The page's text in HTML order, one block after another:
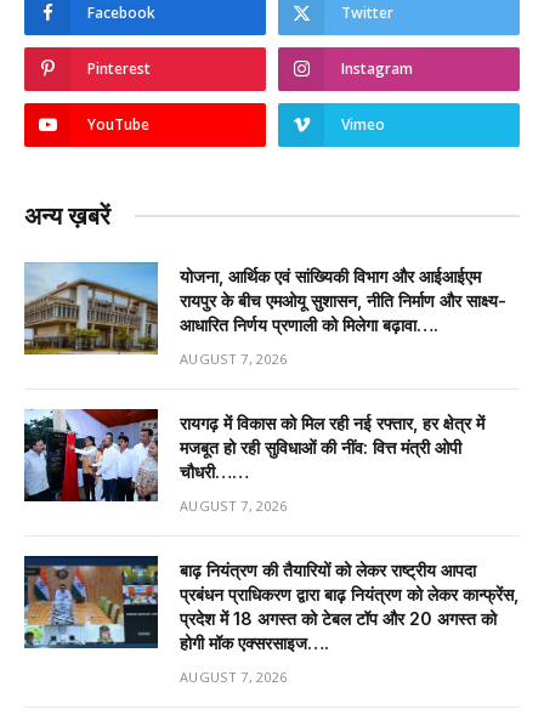
Facebook Twitter
Pinterest Instagram
YouTube Vimeo
अन्य ख़बरें
योजना, आर्थिक एवं सांख्यिकी विभाग और आईआईएम
रायपुर के बीच एमओयू सुशासन, नीति निर्माण और साक्ष्य-
आधारित निर्णय प्रणाली को मिलेगा बढ़ावा….
AUGUST 7, 2026
रायगढ़ में विकास को मिल रही नई रफ्तार, हर क्षेत्र में
मजबूत हो रही सुविधाओं की नींव: वित्त मंत्री ओपी
चौधरी……
AUGUST 7, 2026
बाढ़ नियंत्रण की तैयारियों को लेकर राष्ट्रीय आपदा
प्रबंधन प्राधिकरण द्वारा बाढ़ नियंत्रण को लेकर कान्फ्रेंस,
प्रदेश में 18 अगस्त को टेबल टॉप और 20 अगस्त को
होगी मॉक एक्सरसाइज….
AUGUST 7, 2026